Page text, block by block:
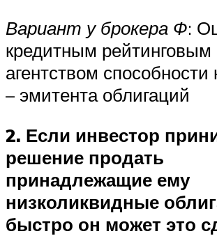
Вариант у брокера Ф:
кредитным рейтинговым
агентством
– эмитента облигаций
2. Если инвестор
решение продать
принадлежащие ему
низколиквидные
быстро он может это